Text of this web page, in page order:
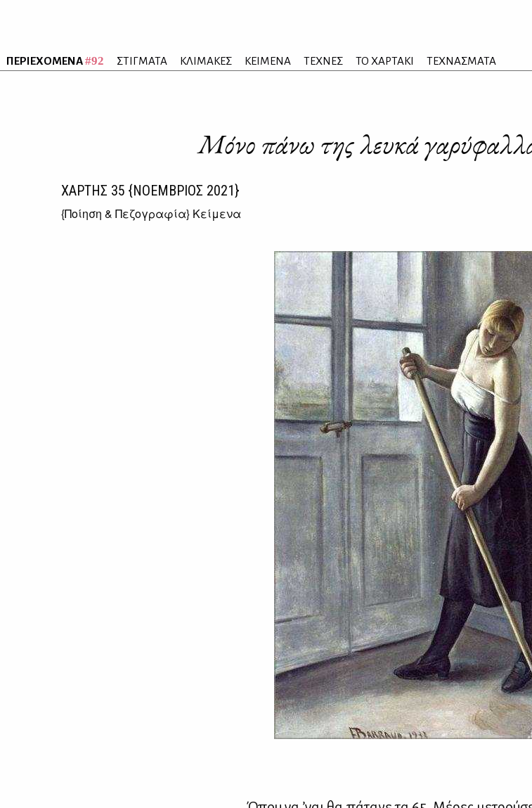
ΠΕΡΙΕΧΟΜΕΝΑ#92 ΣΤΙΓΜΑΤΑ ΚΛΙΜΑΚΕΣ ΚΕΙΜΕΝΑ ΤΕΧΝΕΣ ΤΟ ΧΑΡΤΑΚΙ ΤΕΧΝΑΣΜΑΤΑ
Mόνο πάνω της λευκά
ΧΑΡΤΗΣ 35 {ΝΟΕΜΒΡΙΟΣ 2021}
{Ποίηση & Πεζογραφία} Κείμενα